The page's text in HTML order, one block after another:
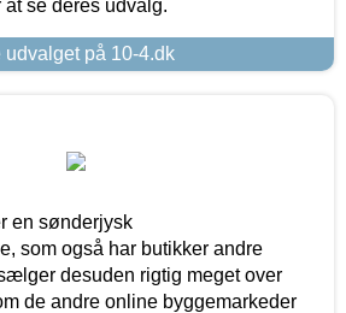
se deres udvalg.
udvalget på 10-4.dk
en sønderjysk
som også har butikker andre
desuden rigtig meget over
de andre online byggemarkeder